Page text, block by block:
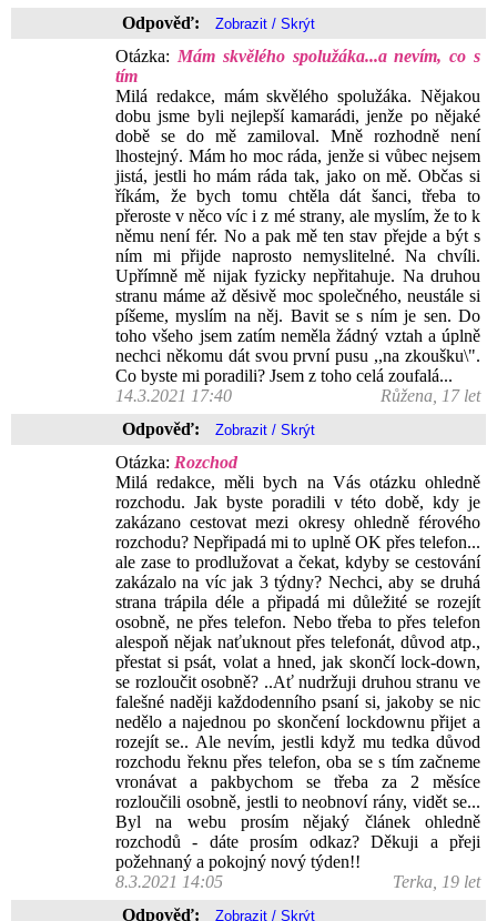
Odpověď:
Otázka: Mám skvělého spolužáka...a nevím, co s
tím
Milá redakce, mám skvělého spolužáka. Nějakou
dobu jsme byli nejlepší kamarádi, jenže po nějaké
době se do mě zamiloval. Mně rozhodně není
lhostejný. Mám ho moc ráda, jenže si vůbec nejsem
jistá, jestli ho mám ráda tak, jako on mě. Občas si
říkám, že bych tomu chtěla dát šanci, třeba to
přeroste v něco víc i z mé strany, ale myslím, že to k
němu není fér. No a pak mě ten stav přejde a být s
ním mi přijde naprosto nemyslitelné. Na chvíli.
Upřímně mě nijak fyzicky nepřitahuje. Na druhou
stranu máme až děsivě moc společného, neustále si
píšeme, myslím na něj. Bavit se s ním je sen. Do
toho všeho jsem zatím neměla žádný vztah a úplně
nechci někomu dát svou první pusu ,,na zkoušku\".
Co byste mi poradili? Jsem z toho celá zoufalá...
14.3.2021 17:40
Růžena, 17 let
Odpověď:
Otázka: Rozchod
Milá redakce, měli bych na Vás otázku ohledně
rozchodu. Jak byste poradili v této době, kdy je
zakázano cestovat mezi okresy ohledně férového
rozchodu? Nepřipadá mi to uplně OK přes telefon...
ale zase to prodlužovat a čekat, kdyby se cestování
zakázalo na víc jak 3 týdny? Nechci, aby se druhá
strana trápila déle a připadá mi důležité se rozejít
osobně, ne přes telefon. Nebo třeba to přes telefon
alespoň nějak naťuknout přes telefonát, důvod atp.,
přestat si psát, volat a hned, jak skončí lock-down,
se rozloučit osobně? ..Ať nudržuji druhou stranu ve
falešné naději každodenního psaní si, jakoby se nic
nedělo a najednou po skončení lockdownu přijet a
rozejít se.. Ale nevím, jestli když mu tedka důvod
rozchodu řeknu přes telefon, oba se s tím začneme
vronávat a pakbychom se třeba za 2 měsíce
rozloučili osobně, jestli to neobnoví rány, vidět se...
Byl na webu prosím nějaký článek ohledně
rozchodů - dáte prosím odkaz? Děkuji a přeji
požehnaný a pokojný nový týden!!
8.3.2021 14:05
Terka, 19 let
Odpověď: